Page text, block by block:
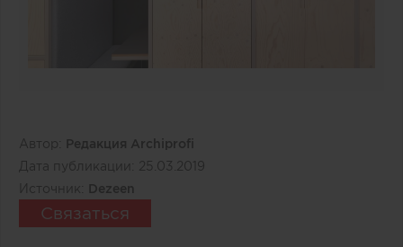
Автор:
Редакция Archiprofi
Дата публикации:
25.03.2019
Источник:
Dezeen
Связаться